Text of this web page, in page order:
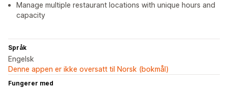
Manage multiple restaurant locations with unique hours and
capacity
Språk
Engelsk
Denne appen er ikke oversatt til Norsk (bokmål)
Fungerer med